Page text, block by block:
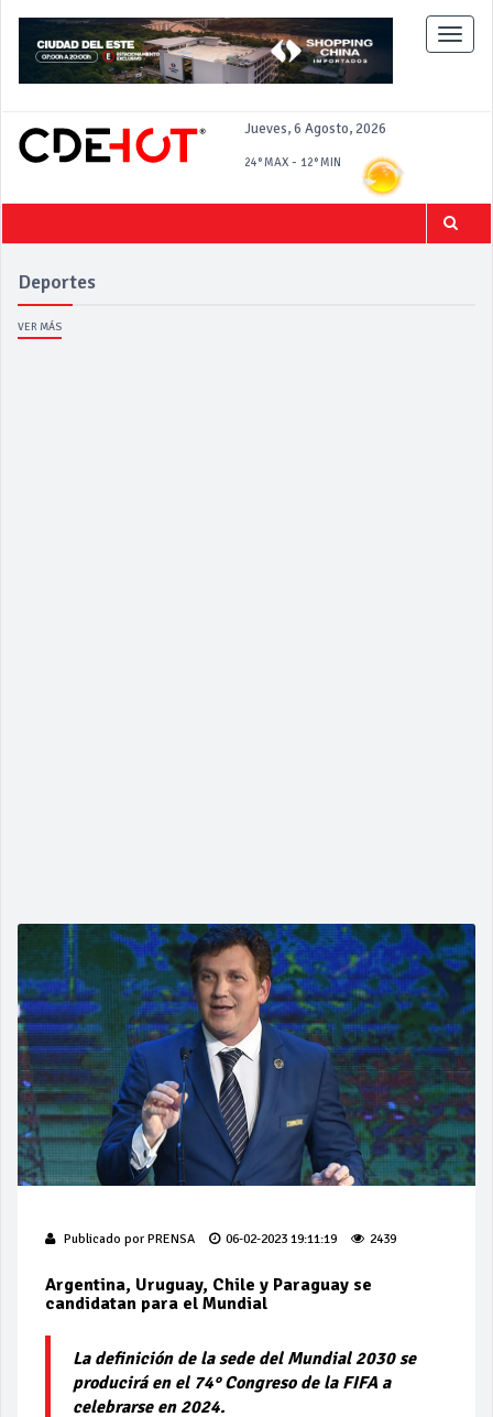
Jueves, 6 Agosto, 2026
24°MAX - 12°MIN
Toggle
Deportes
VER MÁS
Publicado por PRENSA 06-02-2023 19:11:19 2439
Argentina, Uruguay, Chile y Paraguay se
candidatan para el Mundial
La definición de la sede del Mundial 2030 se
producirá en el 74° Congreso de la FIFA a
celebrarse en 2024.